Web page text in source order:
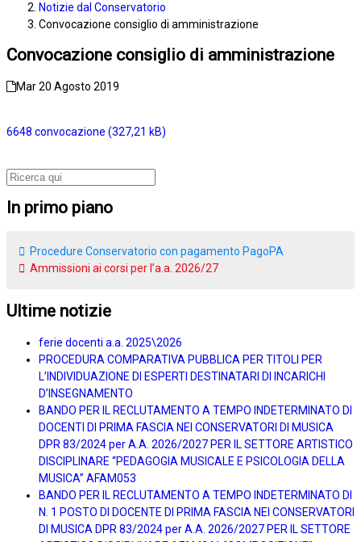
Notizie dal Conservatorio
Convocazione consiglio di amministrazione
Convocazione consiglio di amministrazione
Mar 20 Agosto 2019
6648 convocazione
In primo piano
Procedure Conservatorio con pagamento PagoPA
Ammissioni ai corsi per l’a.a. 2026/27
Ultime notizie
ferie docenti a.a. 2025\2026
PROCEDURA COMPARATIVA PUBBLICA PER TITOLI PER
L’INDIVIDUAZIONE DI ESPERTI DESTINATARI DI INCARICHI
D’INSEGNAMENTO
BANDO PER IL RECLUTAMENTO A TEMPO INDETERMINATO DI
DOCENTI DI PRIMA FASCIA NEI CONSERVATORI DI MUSICA
DPR 83/2024 per A.A. 2026/2027 PER IL SETTORE ARTISTICO
DISCIPLINARE “PEDAGOGIA MUSICALE E PSICOLOGIA DELLA
MUSICA” AFAM053
BANDO PER IL RECLUTAMENTO A TEMPO INDETERMINATO DI
N. 1 POSTO DI DOCENTE DI PRIMA FASCIA NEI CONSERVATORI
DI MUSICA DPR 83/2024 per A.A. 2026/2027 PER IL SETTORE